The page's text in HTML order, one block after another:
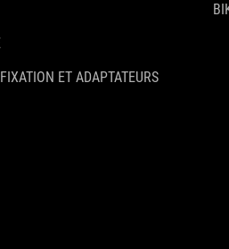
ET ADAPTATEURS